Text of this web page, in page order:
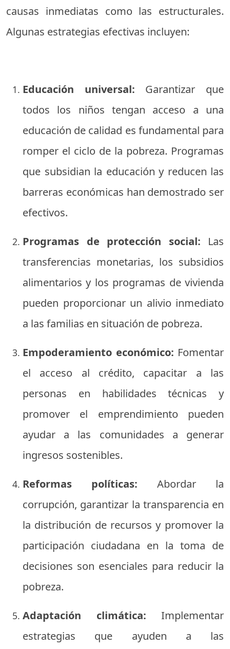
causas inmediatas como las estructurales.
Algunas estrategias efectivas incluyen:
Educación universal: Garantizar que
todos los niños tengan acceso a una
educación de calidad es fundamental para
romper el ciclo de la pobreza. Programas
que subsidian la educación y reducen las
barreras económicas han demostrado ser
efectivos.
Programas de protección social: Las
transferencias monetarias, los subsidios
alimentarios y los programas de vivienda
pueden proporcionar un alivio inmediato
a las familias en situación de pobreza.
Empoderamiento económico: Fomentar
el acceso al crédito, capacitar a las
personas en habilidades técnicas y
promover el emprendimiento pueden
ayudar a las comunidades a generar
ingresos sostenibles.
Reformas políticas: Abordar la
corrupción, garantizar la transparencia en
la distribución de recursos y promover la
participación ciudadana en la toma de
decisiones son esenciales para reducir la
pobreza.
Adaptación climática: Implementar
estrategias que ayuden a las